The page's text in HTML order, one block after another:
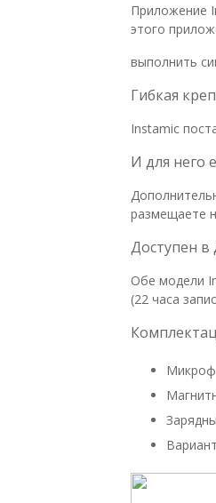
Приложение
этого
выполнить
Гибкая
Instamic
И для него
размещаете
Доступен в
Обе модели
(22 часа